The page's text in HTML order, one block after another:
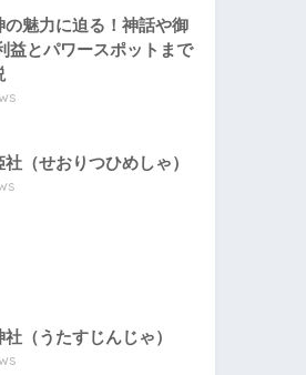
の魅力に迫る！神話や御
益とパワースポットまで
（せおりつひめしゃ）
（うたすじんじゃ）